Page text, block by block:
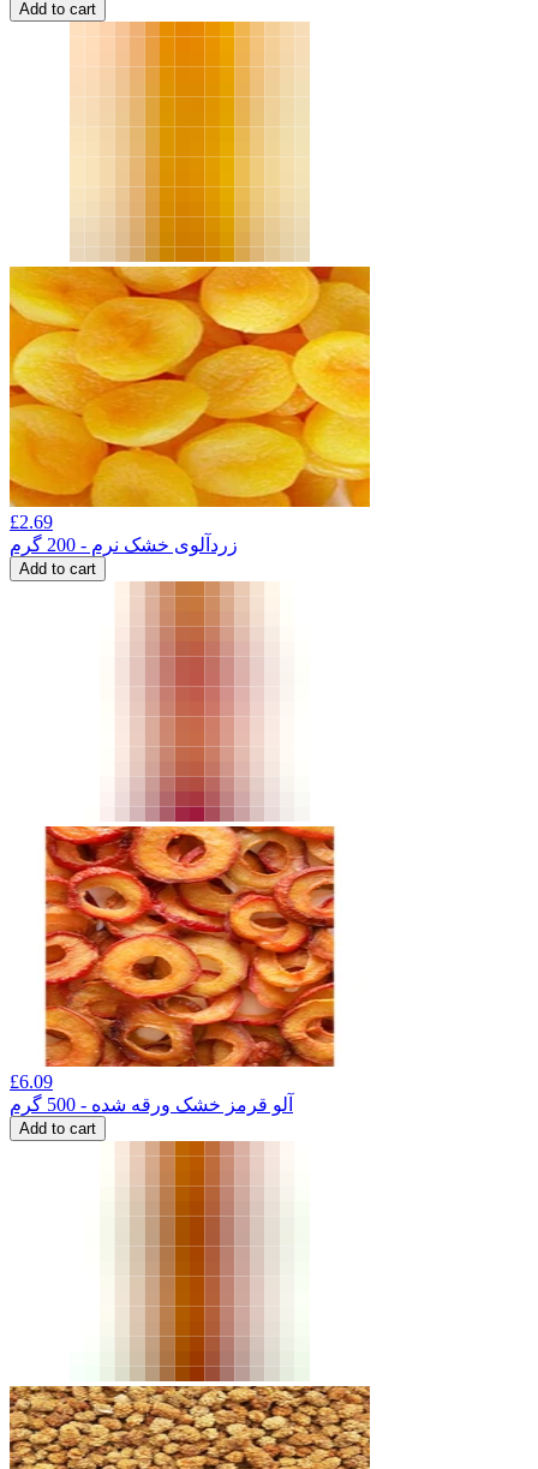
Add to cart
£2.69
زردآلوی خشک نرم - 200 گرم
Add to cart
£6.09
آلو قرمز خشک ورقه شده - 500 گرم
Add to cart